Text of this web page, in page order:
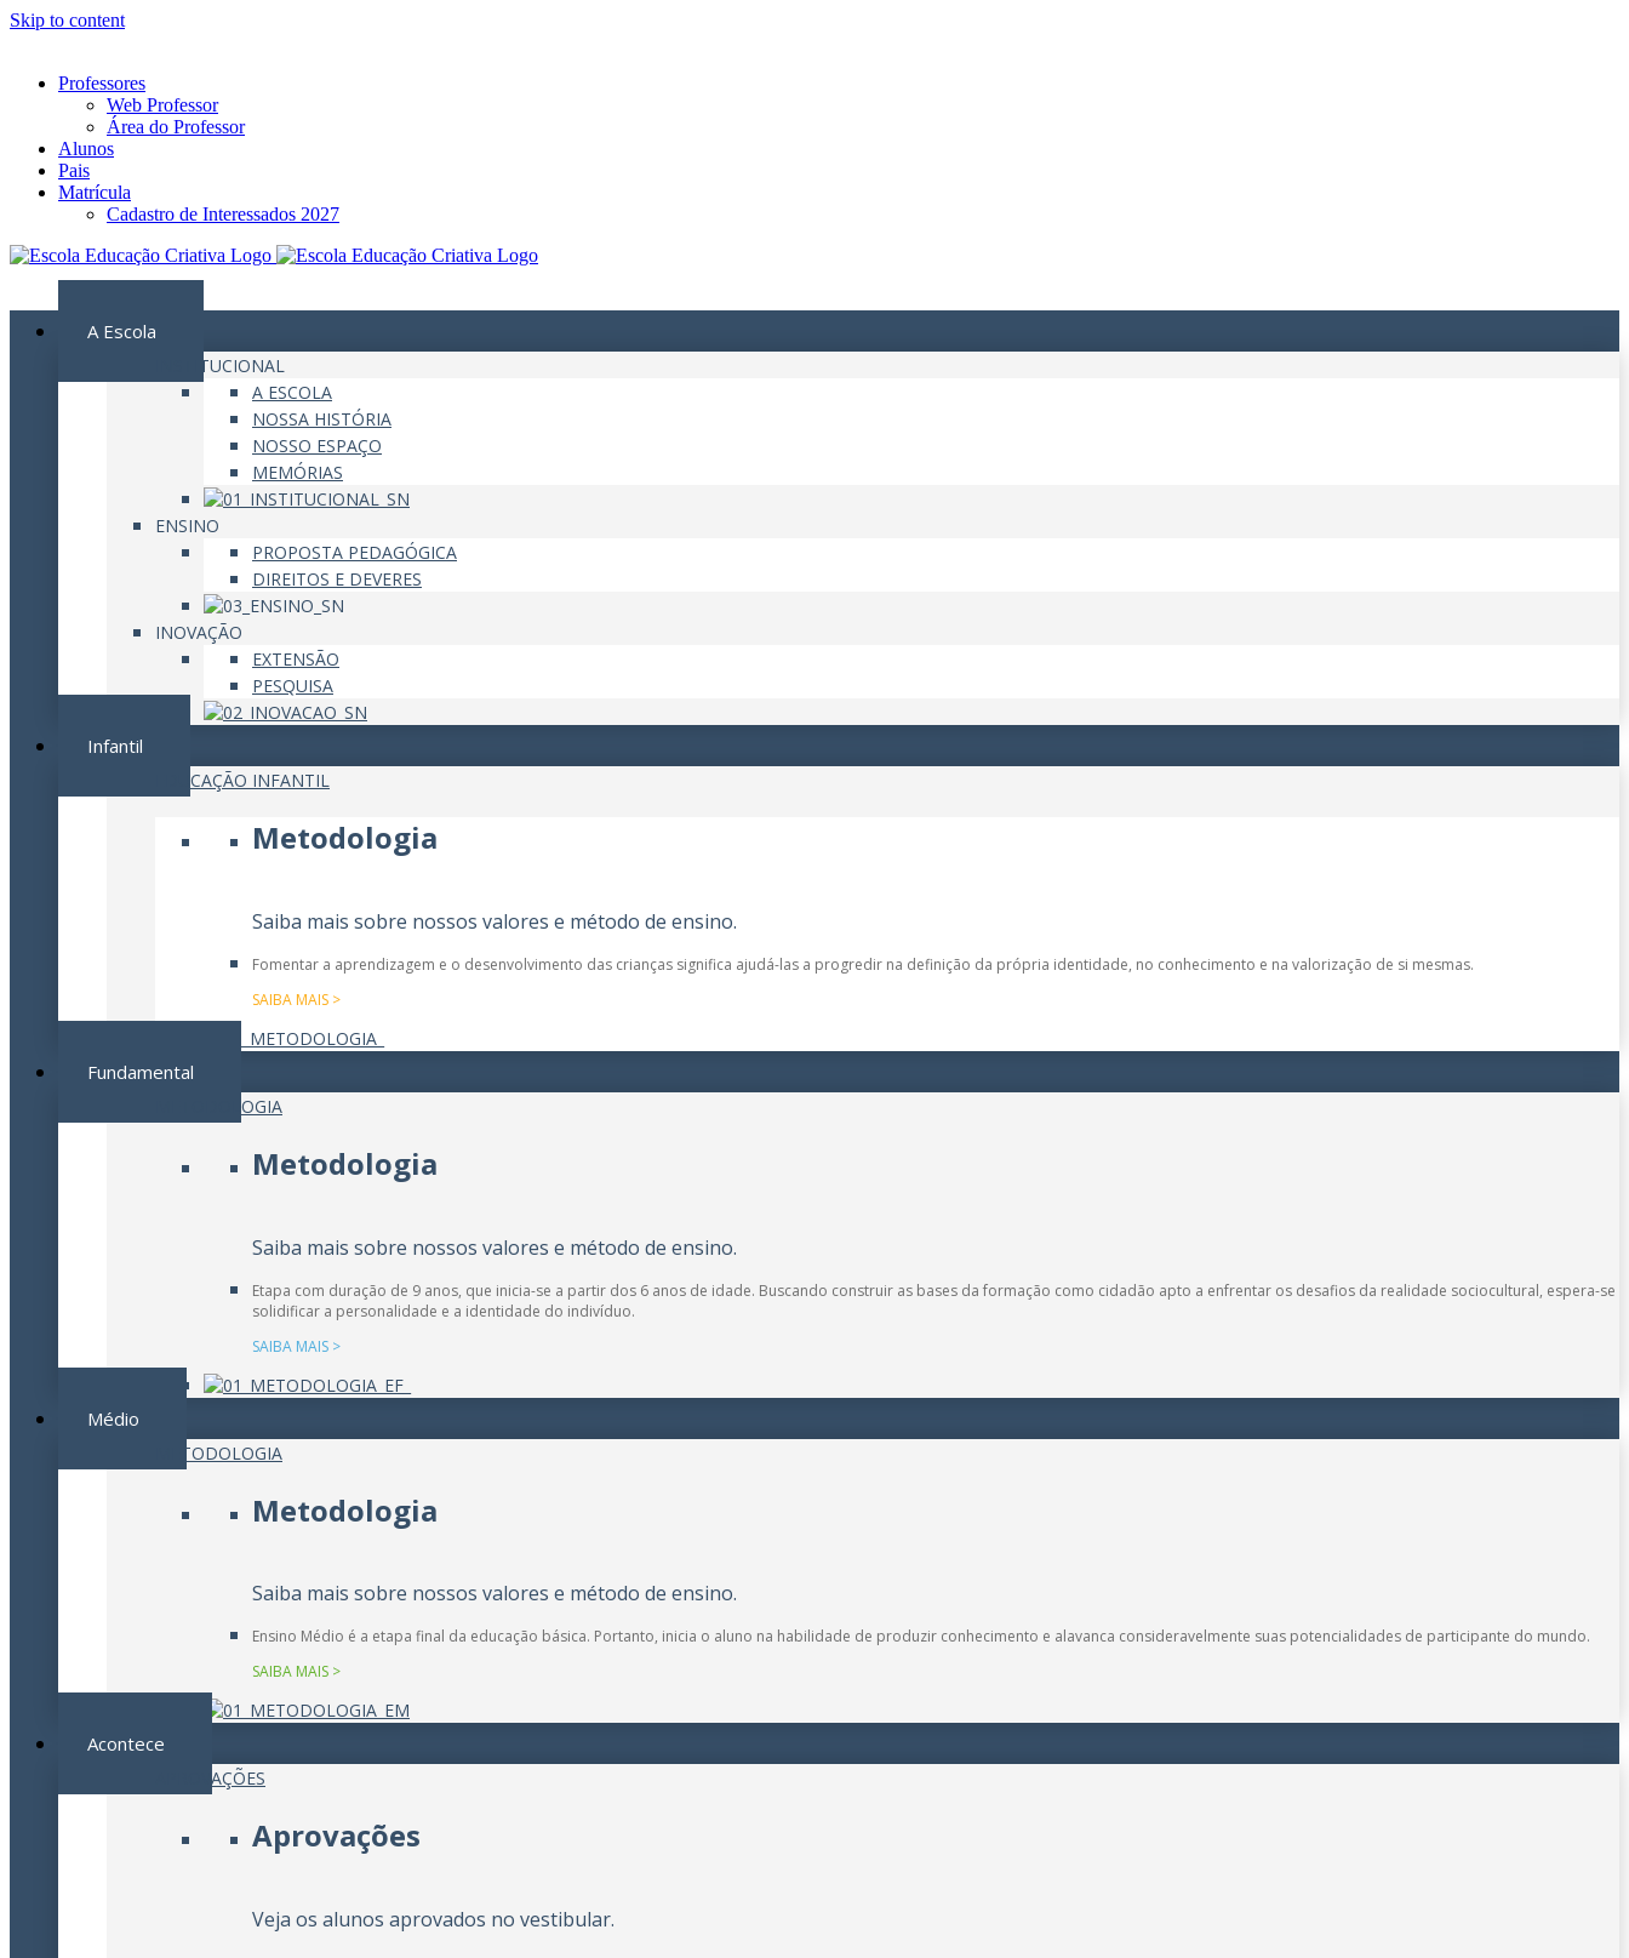
Skip to content
Professores
Web Professor
Área do Professor
Alunos
Pais
Matrícula
Cadastro de Interessados 2027
MENU
A Escola
INSTITUCIONAL
A ESCOLA
NOSSA HISTÓRIA
NOSSO ESPAÇO
MEMÓRIAS
ENSINO
PROPOSTA PEDAGÓGICA
DIREITOS E DEVERES
INOVAÇÃO
EXTENSÃO
PESQUISA
Infantil
EDUCAÇÃO INFANTIL
Metodologia
Saiba mais sobre nossos valores e método de ensino.
Fomentar a aprendizagem e o desenvolvimento das crianças significa ajudá-las a progredir na definição da própria identidade, no conhecimento e na valorização de si mesmas.
SAIBA MAIS >
Fundamental
METODOLOGIA
Metodologia
Saiba mais sobre nossos valores e método de ensino.
Etapa com duração de 9 anos, que inicia-se a partir dos 6 anos de idade. Buscando construir as bases da formação como cidadão apto a enfrentar os desafios da realidade sociocultural, espera-se
solidificar a personalidade e a identidade do indivíduo.
SAIBA MAIS >
Médio
METODOLOGIA
Metodologia
Saiba mais sobre nossos valores e método de ensino.
Ensino Médio é a etapa final da educação básica. Portanto, inicia o aluno na habilidade de produzir conhecimento e alavanca consideravelmente suas potencialidades de participante do mundo.
SAIBA MAIS >
Acontece
APROVAÇÕES
Aprovações
Veja os alunos aprovados no vestibular.